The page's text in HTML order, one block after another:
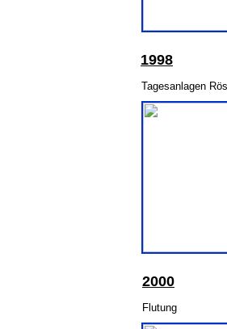
1998
Tagesanlagen
2000
Flutung